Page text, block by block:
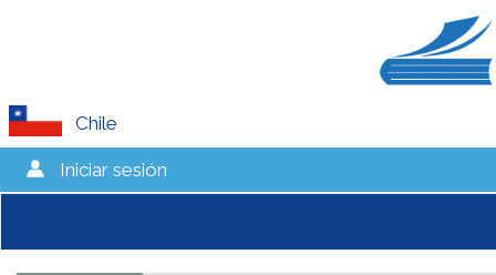
Chile
Iniciar sesión